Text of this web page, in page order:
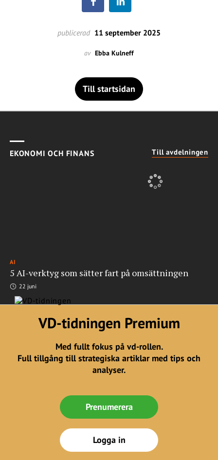
publicerad 11 september 2025
av Ebba Kulneff
Till startsidan
EKONOMI OCH FINANS Till avdelningen
AI
5 AI-verktyg som sätter fart på omsättningen
22 juni
VD-tidningen Premium
Med fullt fokus på vd-rollen.
Full tillgång till strategiska artiklar med tips och
analyser.
Prenumerera
Logga in